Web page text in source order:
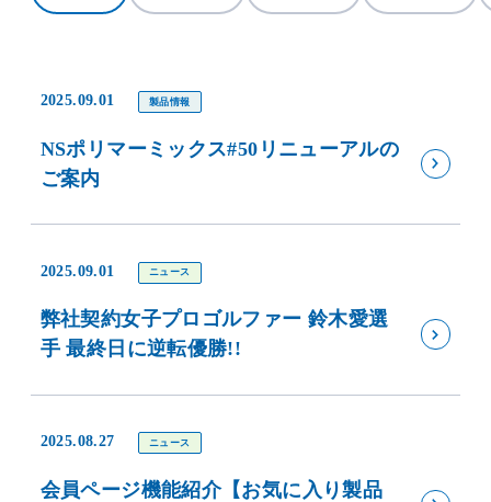
2025.09.01 製品情報
NSポリマーミックス#50リニューアルの
ご案内
2025.09.01 ニュース
弊社契約女子プロゴルファー 鈴木愛選
手 最終日に逆転優勝!!
2025.08.27 ニュース
会員ページ機能紹介【お気に入り製品